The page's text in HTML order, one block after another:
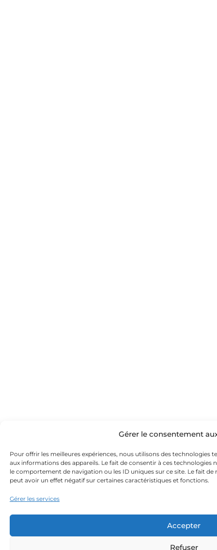
Gérer le consentement
Pour offrir les meilleures expériences, nous utilisons des technologies
aux informations des appareils. Le fait de consentir à ces
le comportement de navigation ou les ID uniques sur ce site. Le fait
peut avoir un effet négatif sur certaines caractéristiques et fonctions.
Gérer les services
Accepter
Refuser